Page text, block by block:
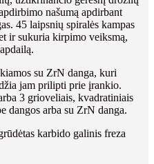
našumą apdirbant
45 laipsnių spiralės kampas
ir sukuria kirpimo veiksmą,
su ZrN danga, kuri
jam prilipti prie įrankio.
3 grioveliais, kvadratiniais
dangos arba su ZrN danga.
karbido galinis freza